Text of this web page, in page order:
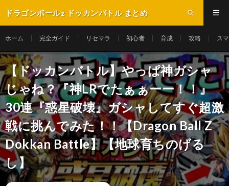
ドラゴンボールz ドッカンバトル まとめ
ホーム 完全ガイド リセマラ 初心者 育成 攻略 ス
【ドッカンバトル】やっぱ神ガシャ
じゃね？『神LRでたぁぁーー！！』
30連『惑星破壊』ガシャしてすぐ超激
戦に挑んでみた！！【Dragon Ball Z
Dokkan Battle】【地球育ちのげる
し】